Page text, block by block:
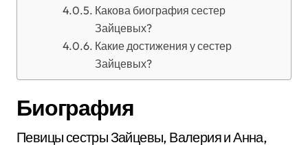
Какова биография сестер
Зайцевых?
Какие достижения у сестер
Зайцевых?
Биография
Певицы сестры Зайцевы, Валерия и Анна,